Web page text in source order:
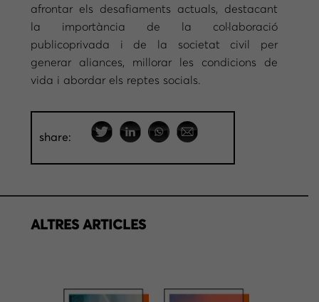
afrontar els desafiaments actuals, destacant
la importància de la col·laboració
publicoprivada i de la societat civil per
generar aliances, millorar les condicions de
vida i abordar els reptes socials.
share:
ALTRES ARTICLES